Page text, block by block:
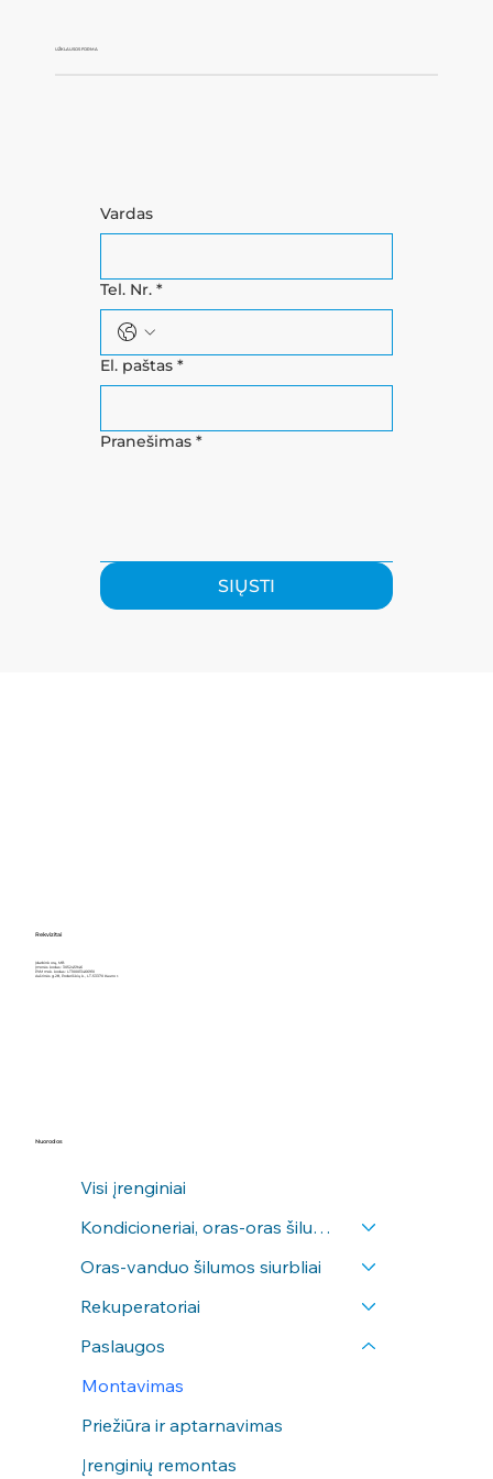
UŽKLAUSOS FORMA
Užpildykite užklausos formą jau dabar ir susitarkime dėl nemokamos konsultacijos!
Vardas
Tel. Nr. *
El. paštas *
Pranešimas *
SIŲSTI
Įdarbink orą, MB
Įmonės kodas: 305245946
PVM mok. kodas: LT100013466910
Aušrinės g.28, Poderiškių k., LT-53370 Kauno r.
Rekvizitai
Nuorodos
Visi įrenginiai
Kondicioneriai, oras-oras šilumos siurbliai
Oras-vanduo šilumos siurbliai
Rekuperatoriai
Paslaugos
Montavimas
Priežiūra ir aptarnavimas
Įrenginių remontas